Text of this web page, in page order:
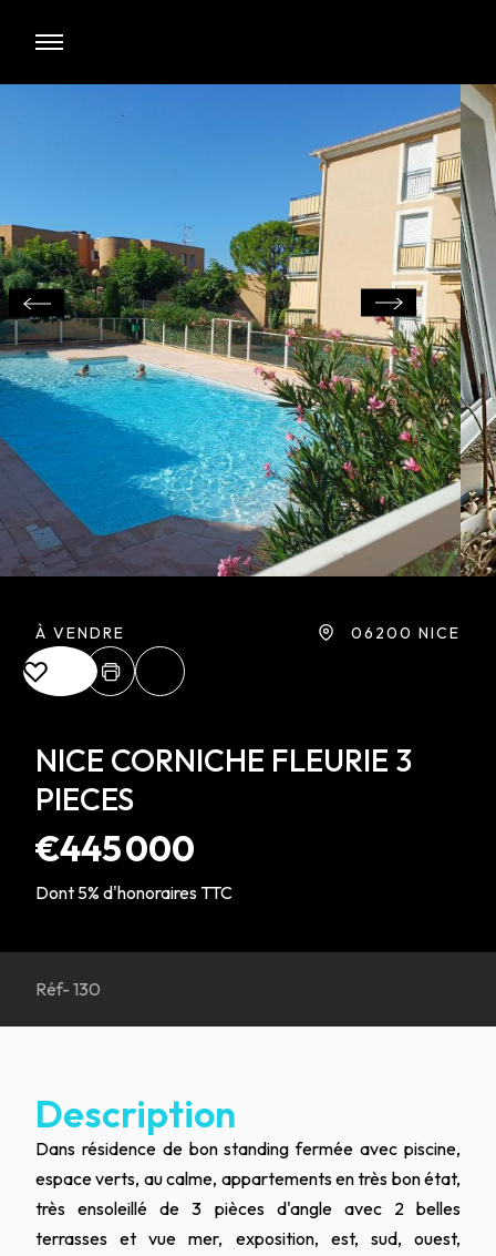
À VENDRE 06200 NICE
NICE CORNICHE FLEURIE 3
PIECES
€445 000
Dont 5% d'honoraires TTC
Réf- 130
Description
Dans résidence de bon standing fermée avec piscine,
espace verts, au calme, appartements en très bon état,
très ensoleillé de 3 pièces d'angle avec 2 belles
terrasses et vue mer, exposition, est, sud, ouest,